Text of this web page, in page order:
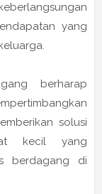
yang
berharap
solusi
kecil yang
berdagang di